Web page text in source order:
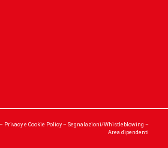
– Privacy e Cookie Policy– Segnalazioni/Whistleblowing –
Area dipendenti